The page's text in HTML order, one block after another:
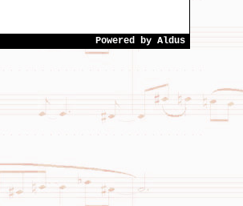
Powered by Aldus